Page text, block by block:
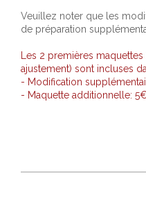
Veuillez noter que les
de préparation
Les 2 premières
ajustement) sont incluses
- Modification
- Maquette additionnelle: